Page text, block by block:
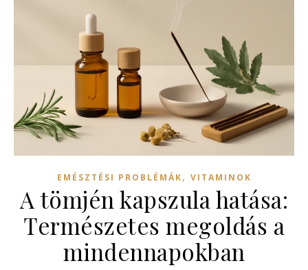
EMÉSZTÉSI PROBLÉMÁK, VITAMINOK
A tömjén kapszula hatása:
Természetes megoldás a
mindennapokban